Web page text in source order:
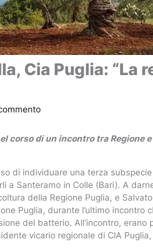
Cia Puglia: “La
corso di un incontro tra Regione
di individuare una terza subspecie
a Santeramo in Colle (Bari). A
della Regione Puglia, e
Puglia, durante l’ultimo incontro
del batterio. All’incontro, erano
vicario regionale di CIA